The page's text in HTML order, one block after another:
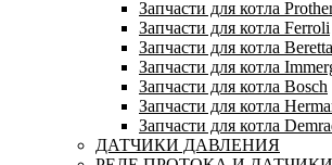
Запчасти для котла
Запчасти для котла Ferroli
Запчасти для котла Beretta
Запчасти для котла
Запчасти для котла Bosch
Запчасти для котла
Запчасти для котла
ДАТЧИКИ ДАВЛЕНИЯ